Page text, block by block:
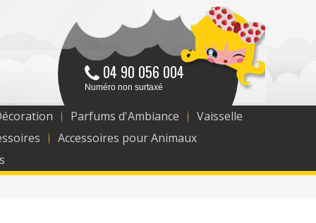
04 90 056 004
Numéro non surtaxé
Parfums d'Ambiance
Vaisselle
Accessoires pour Animaux